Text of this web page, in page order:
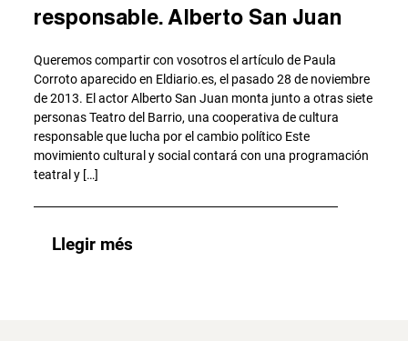
responsable. Alberto San Juan
Queremos compartir con vosotros el artículo de Paula
Corroto aparecido en Eldiario.es, el pasado 28 de noviembre
de 2013. El actor Alberto San Juan monta junto a otras siete
personas Teatro del Barrio, una cooperativa de cultura
responsable que lucha por el cambio político Este
movimiento cultural y social contará con una programación
teatral y […]
Llegir més